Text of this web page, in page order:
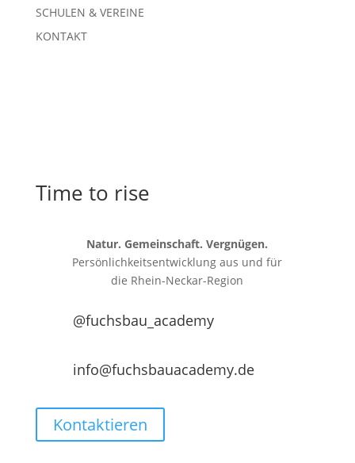
SCHULEN & VEREINE
KONTAKT
Time to rise
Natur. Gemeinschaft. Vergnügen.
Persönlichkeitsentwicklung aus und für
die Rhein-Neckar-Region
@fuchsbau_academy
info@fuchsbauacademy.de
Kontaktieren